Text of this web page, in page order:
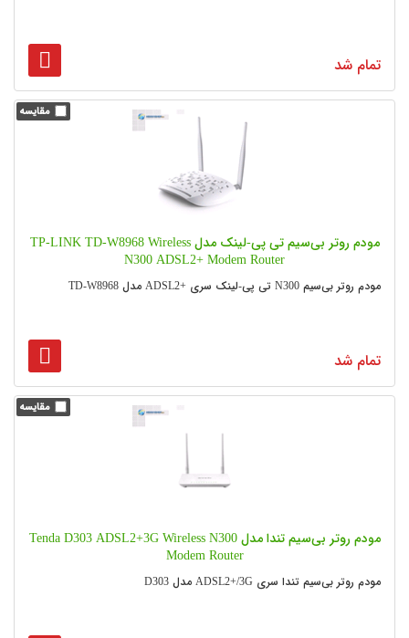
تمام شد
مودم روتر بی‌سیم تی پی-لینک مدل TP-LINK TD-W8968 Wireless
N300 ADSL2+ Modem Router
مودم روتر بی‌سیم N300 تی پی-لینک سری +ADSL2 مدل TD-W8968
تمام شد
مودم روتر بی‌سیم تندا مدل Tenda D303 ADSL2+3G Wireless N300
Modem Router
مودم روتر بی‌سیم تندا سری ADSL2+/3G مدل D303